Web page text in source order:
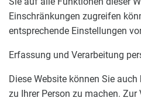
Einschränkungen zugreifen
entsprechende Einstellungen
Erfassung und Verarbeitung
Diese Website können Sie
zu Ihrer Person zu machen. Zur